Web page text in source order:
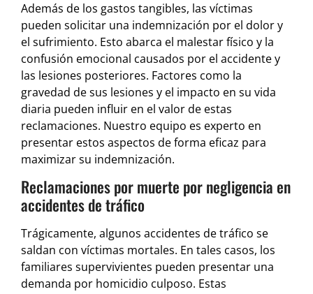
Además de los gastos tangibles, las víctimas
pueden solicitar una indemnización por el dolor y
el sufrimiento. Esto abarca el malestar físico y la
confusión emocional causados por el accidente y
las lesiones posteriores. Factores como la
gravedad de sus lesiones y el impacto en su vida
diaria pueden influir en el valor de estas
reclamaciones. Nuestro equipo es experto en
presentar estos aspectos de forma eficaz para
maximizar su indemnización.
Reclamaciones por muerte por negligencia en
accidentes de tráfico
Trágicamente, algunos accidentes de tráfico se
saldan con víctimas mortales. En tales casos, los
familiares supervivientes pueden presentar una
demanda por homicidio culposo. Estas